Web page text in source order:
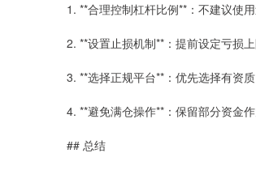
1. **合理控制杠杆比例**：不建议使
2. **设置止损机制**：提前设定亏损
3. **选择正规平台**：优先选择有资
4. **避免满仓操作**：保留部分资金
## 总结